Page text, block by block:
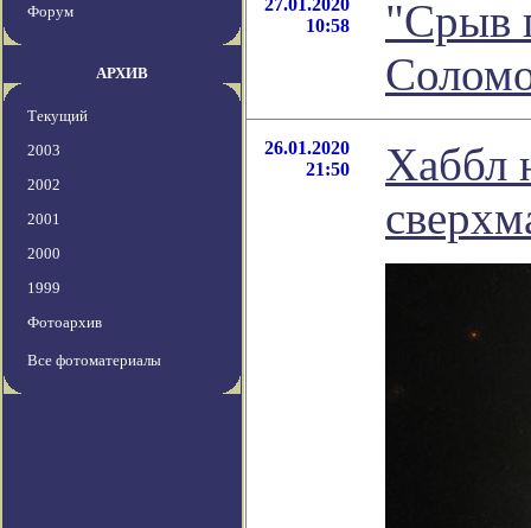
Форум
АРХИВ
Текущий
2003
2002
2001
2000
1999
Фотоархив
Все фотоматериалы
27.01.2020
10:58
"Срыв
26.01.2020
21:50
Хаббл